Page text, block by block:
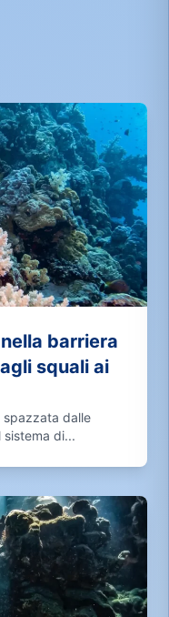
barriera
squali ai
spazzata dalle
sistema di...